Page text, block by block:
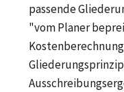
passende
"vom Planer